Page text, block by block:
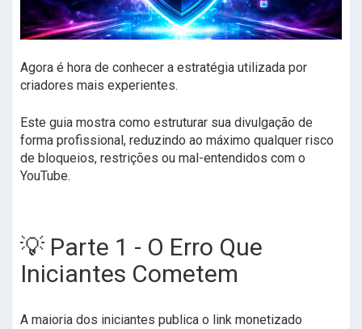
Agora é hora de conhecer a estratégia utilizada por
criadores mais experientes.
Este guia mostra como estruturar sua divulgação de
forma profissional, reduzindo ao máximo qualquer risco
de bloqueios, restrições ou mal-entendidos com o
YouTube.
💡 Parte 1 - O Erro Que
Iniciantes Cometem
A maioria dos iniciantes publica o link monetizado